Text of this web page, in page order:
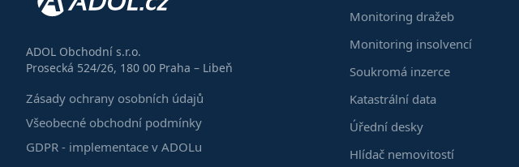
ADOL Obchodní s.r.o.
Prosecká 524/26, 180 00 Praha – Libeň
Zásady ochrany osobních údajů
Všeobecné obchodní podmínky
GDPR - implementace v ADOLu
Monitoring dražeb
Monitoring insolvencí
Soukromá inzerce
Katastrální data
Úřední desky
Hlídač nemovitostí